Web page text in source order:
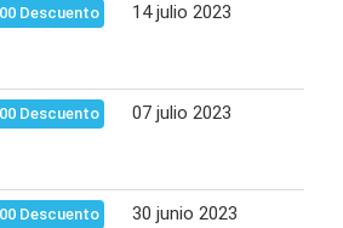
Descuento 14 julio 2023
Descuento 07 julio 2023
Descuento 30 junio 2023